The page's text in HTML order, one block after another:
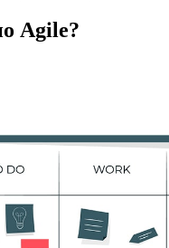
Agile?